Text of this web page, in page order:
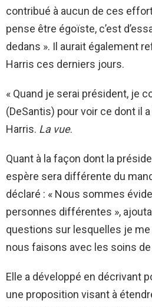
contribué à aucun de ces
pense être égoïste, c’est
dedans ». Il aurait également
Harris ces derniers jours.
« Quand je serai président, je
(DeSantis) pour voir ce dont il
Harris. La vue.
Quant à la façon dont la
espère sera différente du
déclaré : « Nous sommes
personnes différentes »,
questions sur lesquelles je
nous faisons avec les soins
Elle a développé en décrivant
une proposition visant à